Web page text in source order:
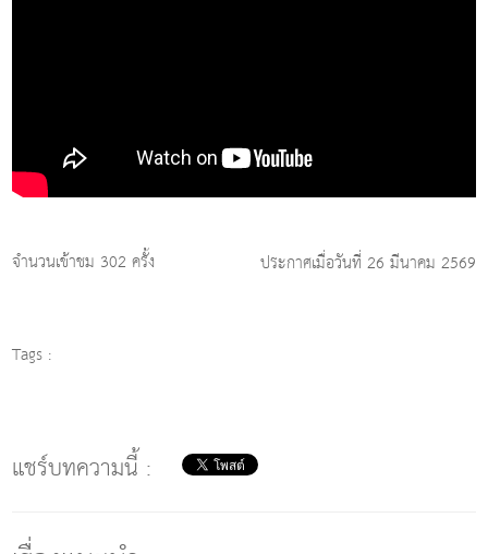
จำนวนเข้าชม 302 ครั้ง ประกาศเมื่อวันที่ 26 มีนาคม 2569
Tags :
แชร์บทความนี้ :